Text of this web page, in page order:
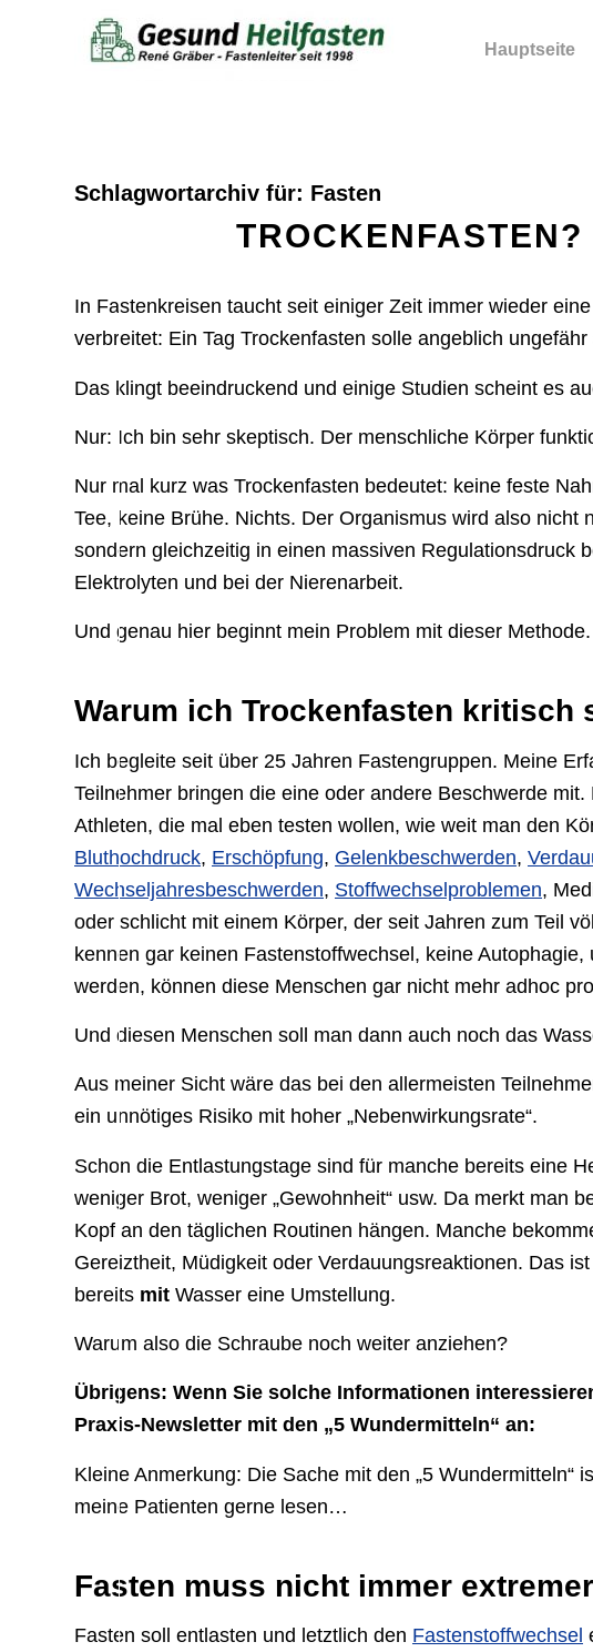
Hauptseite
Schlagwortarchiv für: Fasten
In Fastenkreisen taucht seit einiger Zeit immer wieder
verbreitet: Ein Tag Trockenfasten solle angeblich
Das klingt beeindruckend und einige Studien scheint es
Nur: Ich bin sehr skeptisch. Der menschliche Körper
Nur mal kurz was Trockenfasten bedeutet: keine feste
Tee, keine Brühe. Nichts. Der Organismus wird also nicht
sondern gleichzeitig in einen massiven Regulationsdruck
Elektrolyten und bei der Nierenarbeit.
Und genau hier beginnt mein Problem mit dieser Methode.
Warum ich Trockenfasten kritisch
Ich begleite seit über 25 Jahren Fastengruppen. Meine
Teilnehmer bringen die eine oder andere Beschwerde
Athleten, die mal eben testen wollen, wie weit man den
Bluthochdruck, Erschöpfung, Gelenkbeschwerden,
Wechseljahresbeschwerden, Stoffwechselproblemen,
oder schlicht mit einem Körper, der seit Jahren zum Teil
kennen gar keinen Fastenstoffwechsel, keine
werden, können diese Menschen gar nicht mehr adhoc
Und diesen Menschen soll man dann auch noch das
Aus meiner Sicht wäre das bei den allermeisten
ein unnötiges Risiko mit hoher „Nebenwirkungsrate“.
Schon die Entlastungstage sind für manche bereits eine
weniger Brot, weniger „Gewohnheit“ usw. Da merkt man
Kopf an den täglichen Routinen hängen. Manche
Gereiztheit, Müdigkeit oder Verdauungsreaktionen. Das
bereits mit Wasser eine Umstellung.
Warum also die Schraube noch weiter anziehen?
Übrigens: Wenn Sie solche Informationen
Praxis-Newsletter mit den „5 Wundermitteln“ an:
Kleine Anmerkung: Die Sache mit den „5 Wundermitteln“
meine Patienten gerne lesen…
Fasten muss nicht immer
Fasten soll entlasten und letztlich den Fastenstoffwechsel